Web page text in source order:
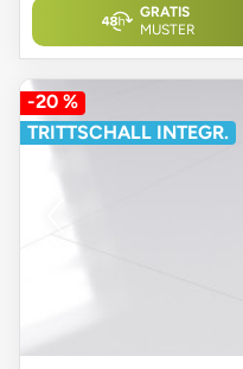
GRATIS
MUSTER
-20 %
TRITTSCHALL INTEGR.